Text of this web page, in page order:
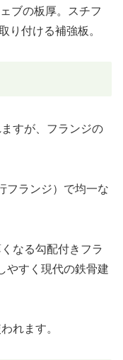
ブの板厚。スチフ
り付ける補強板。
すが、フランジの
フランジ）で均一な
なる勾配付きフラ
やすく現代の鉄骨建
れます。